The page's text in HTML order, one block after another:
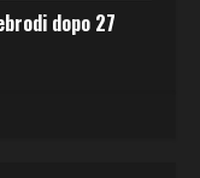
dopo 27